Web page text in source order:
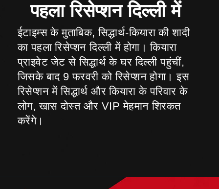
पहला रिसेप्शन दिल्ली में
ईटाइम्स के मुताबिक, सिद्धार्थ-कियारा की शादी
का पहला रिसेप्शन दिल्ली में होगा। कियारा
प्राइवेट जेट से सिद्धार्थ के घर दिल्ली पहुंचीं,
जिसके बाद 9 फरवरी को रिसेप्शन होगा। इस
रिसेप्शन में सिद्धार्थ और कियारा के परिवार के
लोग, खास दोस्त और VIP मेहमान शिरकत